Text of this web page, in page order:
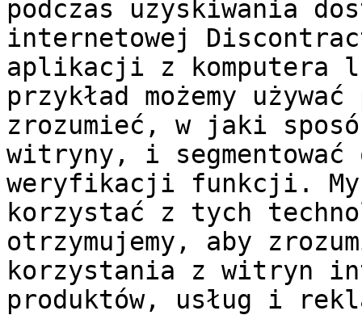
podczas uzyskiwania
internetowej
aplikacji z komputera
przykład możemy
zrozumieć, w jaki
witryny, i segmentować
weryfikacji funkcji. My
korzystać z tych
otrzymujemy, aby
korzystania z witryn
produktów, usług i